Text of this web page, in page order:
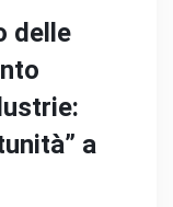
delle
a